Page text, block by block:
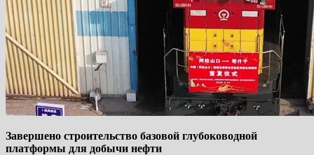
Завершено строительство базовой глубоководной
платформы для добычи нефти